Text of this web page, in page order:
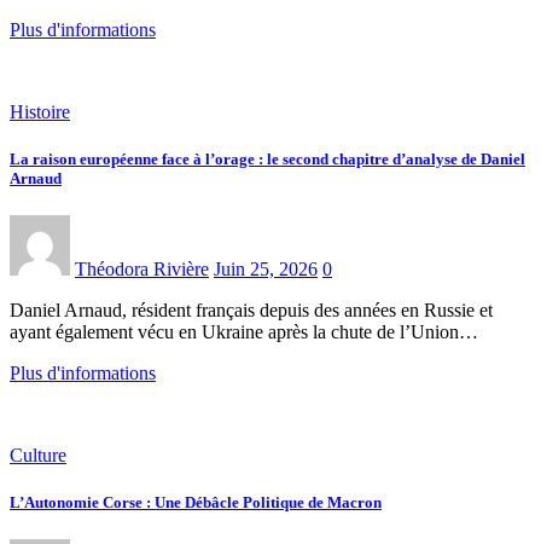
Plus d'informations
Histoire
La raison européenne face à l’orage : le second chapitre d’analyse de Daniel
Arnaud
Théodora Rivière Juin 25, 2026 0
Daniel Arnaud, résident français depuis des années en Russie et
ayant également vécu en Ukraine après la chute de l’Union…
Plus d'informations
Culture
L’Autonomie Corse : Une Débâcle Politique de Macron